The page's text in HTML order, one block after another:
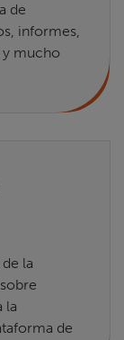
de
informes,
mucho
la
la
de